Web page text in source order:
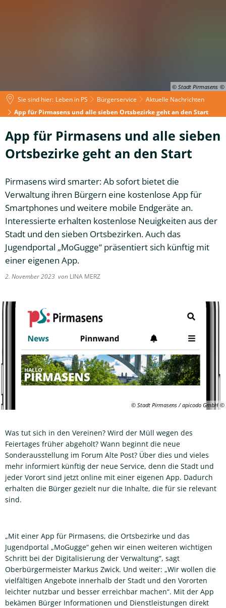
© Stadt Pirmasens
Sie sind hier: Leben in PS Bürgerservice
Aktuelle Nachrichten
App für Pirmasens und alle sieben Ortsbezirke geht an den Start
App für Pirmasens und alle sieben
Ortsbezirke geht an den Start
Pirmasens wird smarter: Ab sofort bietet die
Verwaltung ihren Bürgern eine kostenlose App für
Smartphones und weitere mobile Endgeräte an.
Interessierte erhalten kostenlose Neuigkeiten aus der
Stadt und den sieben Ortsbezirken. Auch das
Jugendportal „MoGugge“ präsentiert sich künftig mit
einer eigenen App.
2. November 2023 von LINA MERZ
© Stadt Pirmasens / apicodo GmbH
Was tut sich in den Vereinen? Wird der Müll wegen des
Feiertages früher abgeholt? Wann beginnt die neue
Sonderausstellung im Forum Alte Post? Über dies und vieles
mehr informiert künftig der neue Service, denn die Stadt und
jeder Vorort sind jetzt online mit einer eigenen App. Dadurch
erhalten die Bürger gezielt nur die Inhalte, die für sie relevant
sind.
„Mit einer App für Pirmasens, die Ortsbezirke und das
Jugendportal „MoGugge“ gehen wir einen weiteren wichtigen
Schritt bei der Digitalisierung der Verwaltung“, sagt
Oberbürgermeister Markus Zwick. Und weiter: „Wir wollen die
vielfältigen Angebote innerhalb der Stadt und den Vororten
leichter nutzbar und besser erreichbar machen“. Mit der App
bekämen Bürger Informationen und Dienstleistungen direkt